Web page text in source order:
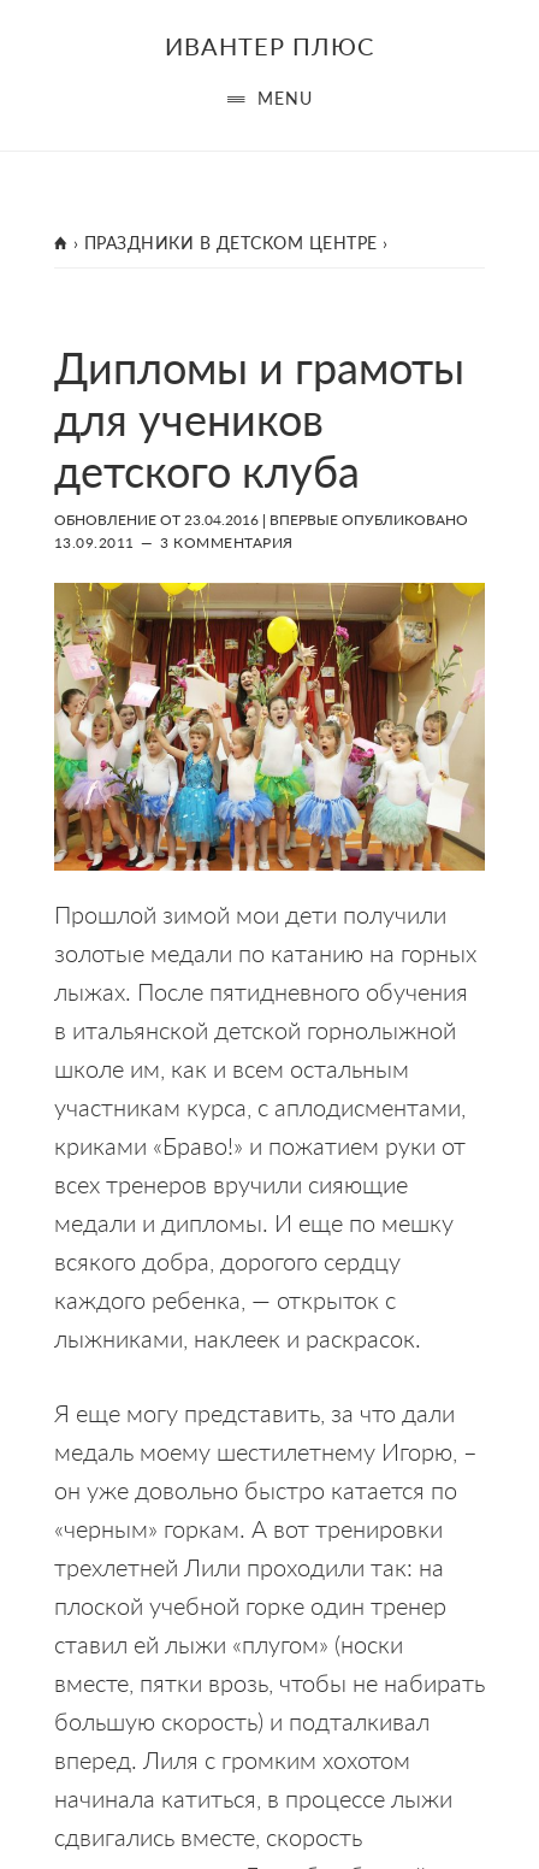
ИВАНТЕР ПЛЮС
MENU
ГЛАВНАЯ
› ПРАЗДНИКИ В ДЕТСКОМ ЦЕНТРЕ ›
Дипломы и грамоты
для учеников
детского клуба
ОБНОВЛЕНИЕ ОТ23.04.2016| ВПЕРВЫЕ ОПУБЛИКОВАНО
13.09.2011
3 КОММЕНТАРИЯ
Прошлой зимой мои дети получили
золотые медали по катанию на горных
лыжах. После пятидневного обучения
в итальянской детской горнолыжной
школе им, как и всем остальным
участникам курса, с аплодисментами,
криками «Браво!» и пожатием руки от
всех тренеров вручили сияющие
медали и дипломы. И еще по мешку
всякого добра, дорогого сердцу
каждого ребенка, — открыток с
лыжниками, наклеек и раскрасок.
Я еще могу представить, за что дали
медаль моему шестилетнему Игорю, –
он уже довольно быстро катается по
«черным» горкам. А вот тренировки
трехлетней Лили проходили так: на
плоской учебной горке один тренер
ставил ей лыжи «плугом» (носки
вместе, пятки врозь, чтобы не набирать
большую скорость) и подталкивал
вперед. Лиля с громким хохотом
начинала катиться, в процессе лыжи
сдвигались вместе, скорость